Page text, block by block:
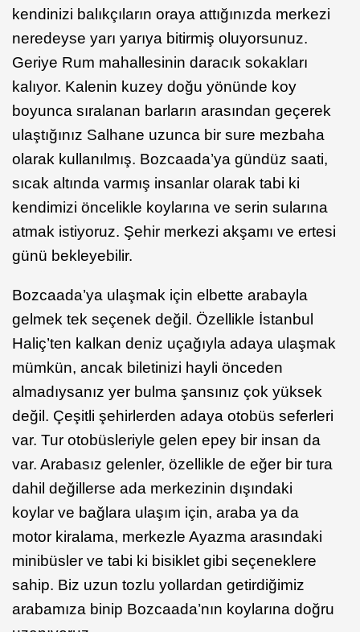
kendinizi balıkçıların oraya attığınızda merkezi
neredeyse yarı yarıya bitirmiş oluyorsunuz.
Geriye Rum mahallesinin daracık sokakları
kalıyor. Kalenin kuzey doğu yönünde koy
boyunca sıralanan barların arasından geçerek
ulaştığınız Salhane uzunca bir sure mezbaha
olarak kullanılmış. Bozcaada’ya gündüz saati,
sıcak altında varmış insanlar olarak tabi ki
kendimizi öncelikle koylarına ve serin sularına
atmak istiyoruz. Şehir merkezi akşamı ve ertesi
günü bekleyebilir.
Bozcaada’ya ulaşmak için elbette arabayla
gelmek tek seçenek değil. Özellikle İstanbul
Haliç’ten kalkan deniz uçağıyla adaya ulaşmak
mümkün, ancak biletinizi hayli önceden
almadıysanız yer bulma şansınız çok yüksek
değil. Çeşitli şehirlerden adaya otobüs seferleri
var. Tur otobüsleriyle gelen epey bir insan da
var. Arabasız gelenler, özellikle de eğer bir tura
dahil değillerse ada merkezinin dışındaki
koylar ve bağlara ulaşım için, araba ya da
motor kiralama, merkezle Ayazma arasındaki
minibüsler ve tabi ki bisiklet gibi seçeneklere
sahip. Biz uzun tozlu yollardan getirdiğimiz
arabamıza binip Bozcaada’nın koylarına doğru